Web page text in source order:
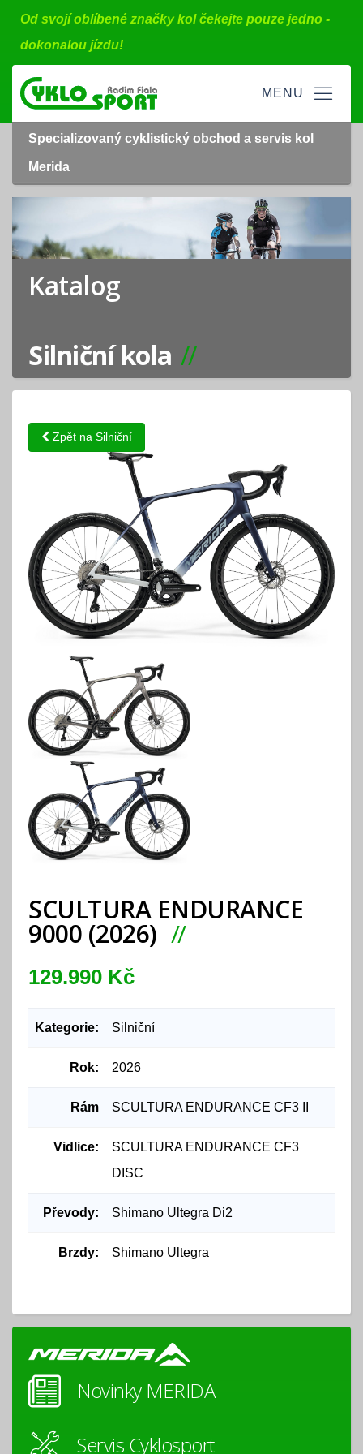
Od svojí oblíbené značky kol čekejte pouze jedno -
dokonalou jízdu!
Specializovaný cyklistický obchod a servis kol
Merida
Katalog
Silniční kola
Zpět na Silniční
SCULTURA ENDURANCE
9000 (2026)
129.990 Kč
Kategorie: Silniční
Rok: 2026
Rám SCULTURA ENDURANCE CF3 II
Vidlice:
SCULTURA ENDURANCE CF3
DISC
Převody: Shimano Ultegra Di2
Brzdy: Shimano Ultegra
Novinky MERIDA
Servis Cyklosport